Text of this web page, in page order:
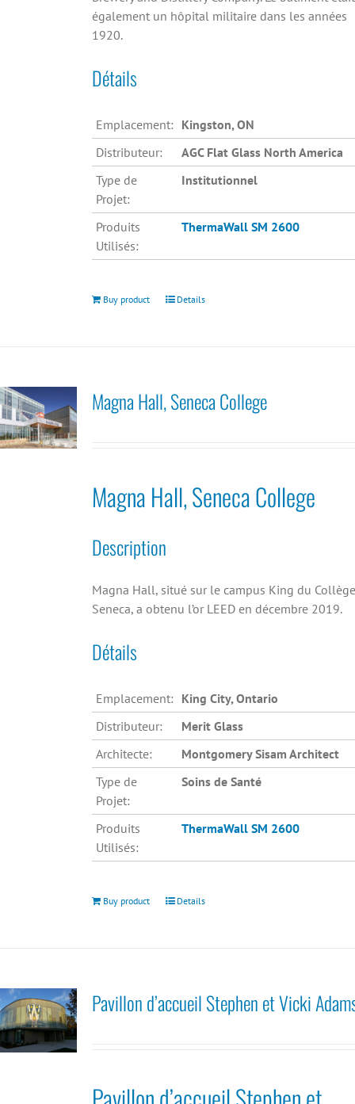
également un hôpital militaire dans les années
1920.
Détails
Emplacement: Kingston, ON
Distributeur:
AGC Flat Glass North America
Type de
Projet:
Institutionnel
Produits
Utilisés:
ThermaWall SM 2600
Buy product Details
Magna Hall, Seneca College
Magna Hall, Seneca College
Description
Magna Hall, situé sur le campus King du Collège
Seneca, a obtenu l’or LEED en décembre 2019.
Détails
Emplacement: King City, Ontario
Distributeur:
Merit Glass
Architecte:
Montgomery Sisam Architect
Type de
Projet:
Soins de Santé
Produits
Utilisés:
ThermaWall SM 2600
Buy product Details
Pavillon d’accueil Stephen et Vicki